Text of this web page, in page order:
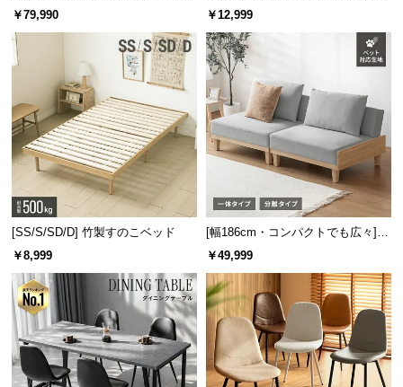
ニングテーブル 6人掛け 天然木突
￥79,990
キャスター付き 上下左右角度調節
￥12,999
[SS/S/SD/D] 竹製すのこベッド
￥8,999
[幅186cm・コンパクトでも広々] 3
人掛けソファベッド リクライニン
グ 天然木フレーム 北欧
￥49,999